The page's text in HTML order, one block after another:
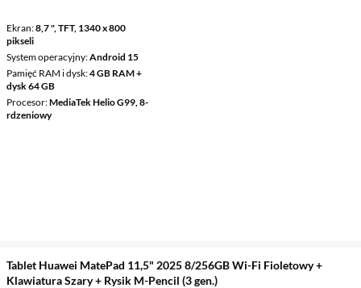
Ekran 8,7 ", TFT, 1340 x 800
pikseli
System operacyjny Android 15
Pamięć RAM i dysk 4 GB RAM +
dysk 64 GB
Procesor MediaTek Helio G99, 8-
rdzeniowy
Tablet Huawei MatePad 11,5" 2025 8/256GB Wi-Fi Fioletowy +
Klawiatura Szary + Rysik M-Pencil (3 gen.)